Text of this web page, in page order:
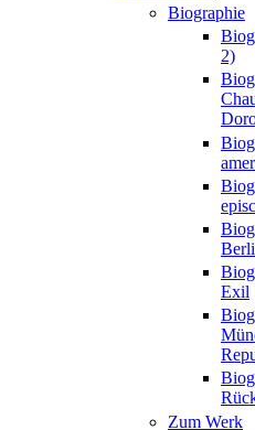
Biographie
2)
Exil
Zum Werk